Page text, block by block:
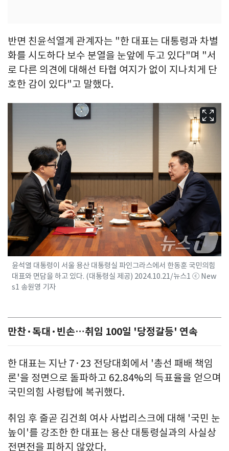
반면 친윤석열계 관계자는 "한 대표는 대통령과 차별
화를 시도하다 보수 분열을 눈앞에 두고 있다"며 "서
로 다른 의견에 대해선 타협 여지가 없이 지나치게 단
호한 감이 있다"고 말했다.
윤석열 대통령이 서울 용산 대통령실 파인그라스에서 한동훈 국민의힘
대표와 면담을 하고 있다. (대통령실 제공) 2024.10.21/뉴스1 ⓒ New
s1 송원영 기자
만찬·독대·빈손…취임 100일 '당정갈등' 연속
한 대표는 지난 7·23 전당대회에서 '총선 패배 책임
론'을 정면으로 돌파하고 62.84%의 득표율을 얻으며
국민의힘 사령탑에 복귀했다.
취임 후 줄곧 김건희 여사 사법리스크에 대해 '국민 눈
높이'를 강조한 한 대표는 용산 대통령실과의 사실상
전면전을 피하지 않았다.